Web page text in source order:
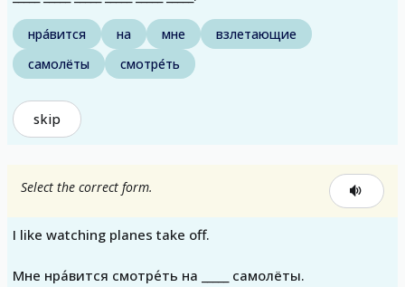
нра́вится на мне
взлетающие
самолёты
смотре́ть
skip
Select the correct form.
I like watching planes take off.
Мне нра́вится смотре́ть на _____ самолёты.